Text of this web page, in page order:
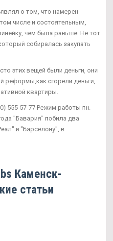
о том, что намерен
числе и состоятельным,
чем была раньше. Не тот
собиралась закупать
этих вещей были деньги, они
реформы,как сгорели деньги,
квартиры.
555-57-77 Режим работы пн.
"Бавария" побила два
и "Барселону", в
Каменск-
статьи